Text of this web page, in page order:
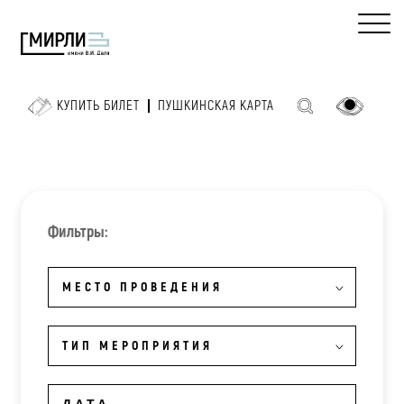
КУПИТЬ БИЛЕТ ПУШКИНСКАЯ КАРТА
Фильтры:
МЕСТО ПРОВЕДЕНИЯ
ТИП МЕРОПРИЯТИЯ